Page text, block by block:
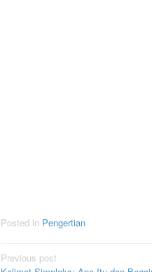
Posted in Pengertian
Post
Previous post